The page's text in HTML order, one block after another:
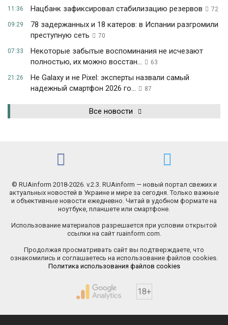
11:36 Нацбанк зафиксировал стабилизацию резервов 72
09:29
78 задержанных и 18 катеров: в Испании разгромили
преступную сеть
70
07:33
Некоторые забытые воспоминания не исчезают
полностью, их можно восстан...
63
21:26
Не Galaxy и не Pixel: эксперты назвали самый
надежный смартфон 2026 го...
87
Все новости
© RUAinform 2018-2026. v.2.3. RUAinform — новый портал свежих и
актуальных новостей в Украине и мире за сегодня. Только важные
и объективные новости ежедневно. Читай в удобном формате на
ноутбуке, планшете или смартфоне.
Использование материалов разрешается при условии открытой
ссылки на сайт ruainform.com.
Продолжая просматривать сайт вы подтверждаете, что
ознакомились и соглашаетесь на использование файлов cookies.
Политика использования файлов cookies
18+